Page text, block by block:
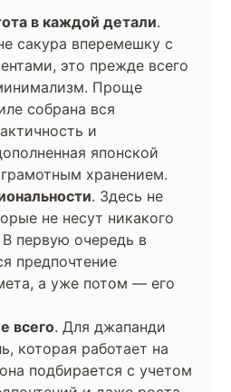
в каждой детали.
сакура вперемешку с
это прежде всего
Проще
собрана вся
и
японской
хранением.
. Здесь не
не несут никакого
первую очередь в
предпочтение
а уже потом — его
всего. Для джапанди
которая работает на
подбирается с учетом